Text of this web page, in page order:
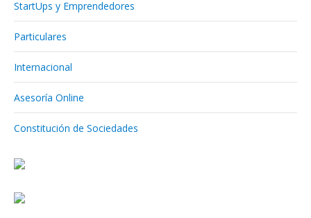
StartUps y Emprendedores
Particulares
Internacional
Asesoría Online
Constitución de Sociedades